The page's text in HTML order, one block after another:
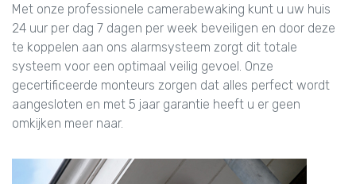
Met onze professionele camerabewaking kunt u uw huis
24 uur per dag 7 dagen per week beveiligen en door deze
te koppelen aan ons alarmsysteem zorgt dit totale
systeem voor een optimaal veilig gevoel. Onze
gecertificeerde monteurs zorgen dat alles perfect wordt
aangesloten en met 5 jaar garantie heeft u er geen
omkijken meer naar.